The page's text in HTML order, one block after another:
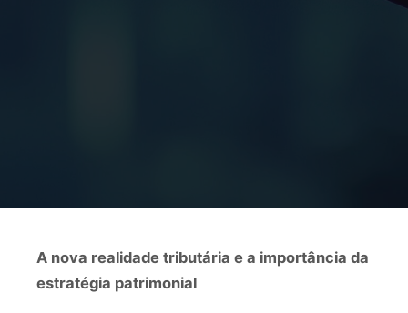
A nova realidade tributária e a importância da
estratégia patrimonial